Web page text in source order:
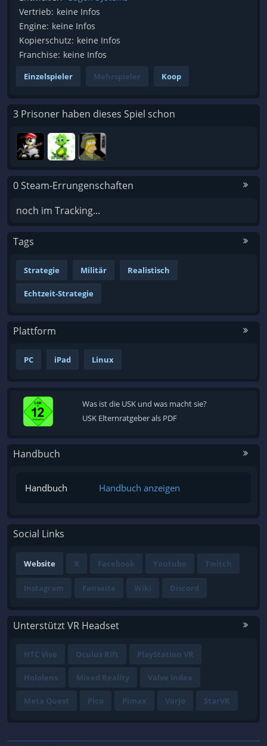
Vertrieb: keine Infos
Engine: keine Infos
Kopierschutz: keine Infos
Franchise: keine Infos
Einzelspieler Mehrspieler Koop
3 Prisoner haben dieses Spiel schon
0 Steam-Errungenschaften
noch im Tracking...
Tags
Strategie Militär Realistisch
Echtzeit-Strategie
Plattform
PC iPad Linux
Was ist die USK und was macht sie?
USK Elternratgeber als PDF
Handbuch
Handbuch Handbuch anzeigen
Social Links
Website X Facebook Youtube Twitch
Instagram Fanseite Wiki Discord
Unterstützt VR Headset
HTC Vive Oculus Rift PlayStation VR
Hololens Mixed Reality Valve Index
Meta Quest Pico Pimax Varjo StarVR